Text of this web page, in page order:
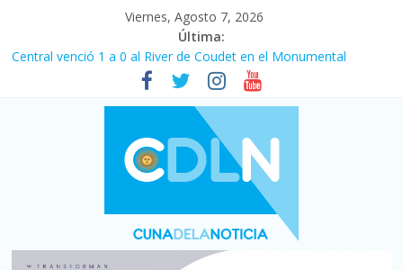
Viernes, Agosto 7, 2026
Última:
Central venció 1 a 0 al River de Coudet en el Monumental
La morosidad alcanzó su nivel más alto en dos décadas y ya
afecta a 400 mil deudores en Santa Fe
Desde que asumió Milei cerraron 41.000 kioscos: el sector
denuncia crisis como en 2001
Vacaciones de invierno con más movimiento y consumo
turístico: 4,6 millones de personas viajaron por el país, un 5,9%
Fuerte caída de la venta de autos usados en julio: bajó un 12,6%